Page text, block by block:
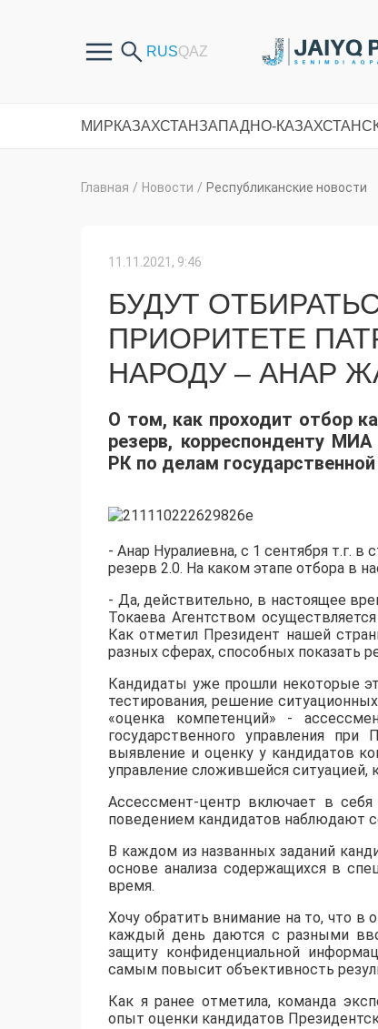
МИРКАЗАХСТАНЗАПАДНО-
Главная / Новости / Республиканские новости
11.11.2021, 9:46
БУДУТ
ПРИОРИТЕТЕ
НАРОДУ – АНАР
О том, как проходит отбор
резерв, корреспонденту
РК по делам
- Анар Нуралиевна, с 1 сентября т.г.
резерв 2.0. На каком этапе отбора в
- Да, действительно, в настоящее
Токаева Агентством
Как отметил Президент нашей
разных сферах, способных показать
Кандидаты уже прошли некоторые
тестирования, решение
«оценка компетенций» -
государственного управления
выявление и оценку у кандидатов
управление сложившейся ситуацией,
Ассессмент-центр включает в
поведением кандидатов наблюдают
В каждом из названных заданий
основе анализа содержащихся в
время.
Хочу обратить внимание на то, что в
каждый день даются с разными
защиту конфиденциальной
самым повысит объективность
Как я ранее отметила, команда
опыт оценки кандидатов